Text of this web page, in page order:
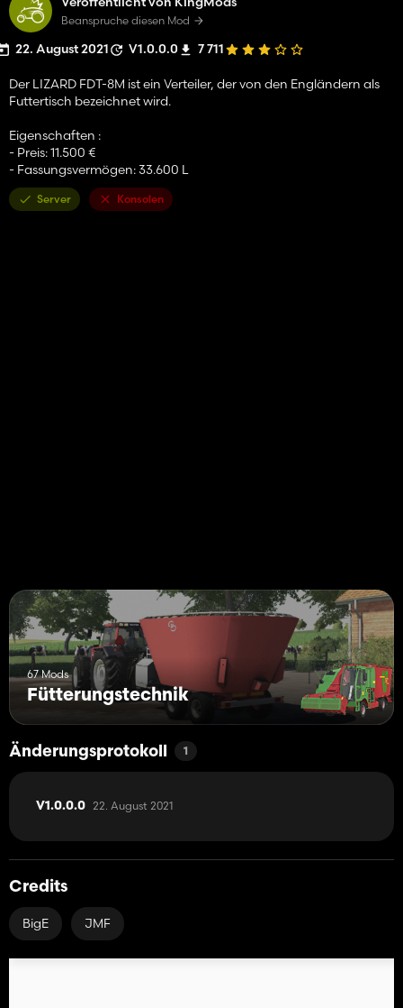
Beanspruche diesen Mod
22. August 2021 V1.0.0.0 7 711
Der LIZARD FDT-8M ist ein Verteiler, der von den Engländern als
Futtertisch bezeichnet wird.
Eigenschaften :
- Preis: 11.500 €
- Fassungsvermögen: 33.600 L
Server Konsolen
67 Mods
Fütterungstechnik
Änderungsprotokoll 1
V1.0.0.0 22. August 2021
Credits
BigE JMF